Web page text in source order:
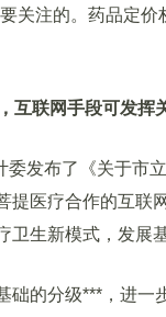
关注的。药品定
互联网手段可发挥
布了《关于市立
提医疗合作的互联
卫生新模式，发展
的分级***，进一